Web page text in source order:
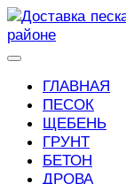
ГЛАВНАЯ
ПЕСОК
ЩЕБЕНЬ
ГРУНТ
БЕТОН
ДРОВА